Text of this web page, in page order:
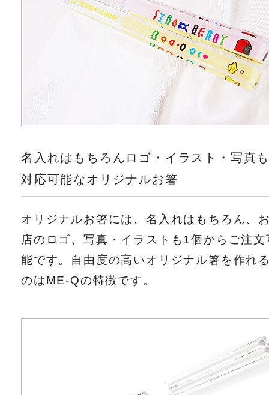
名入れはもちろんロゴ・イラスト・写真
対応可能なオリジナルお箸
オリジナルお箸には、名入れはもちろん、
店のロゴ、写真・イラストも1個からご注文
能です。自由度の高いオリジナル箸を作れ
のはME-Qの特徴です。